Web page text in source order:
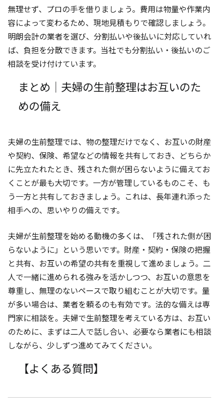
無理せず、プロの手を借りましょう。費用は物量や作業内
容によって変わるため、現地見積もりで確認しましょう。
明朗会計の業者を選び、分割払いや後払いに対応していれ
ば、負担を分散できます。当社でも分割払い・後払いのご
相談を受け付けています。
まとめ｜夫婦の生前整理はお互いのた
めの備え
夫婦の生前整理では、物の整理だけでなく、お互いの財産
や契約、保険、希望などの情報を共有しておき、どちらか
に先立たれたとき、残された側が困らないように備えてお
くことが最も大切です。一方が管理しているものこそ、も
う一方と共有しておきましょう。これは、長年連れ添った
相手への、思いやりの備えです。
夫婦が生前整理を始める動機の多くは、「残された側が困
らないように」という思いです。財産・契約・保険の把握
と共有、お互いの希望の共有を重視して進めましょう。二
人で一緒に進められる強みを活かしつつ、お互いの意思を
尊重し、無理のないペースで取り組むことが大切です。量
が多い場合は、業者を頼るのも有効です。法的な備えは専
門家に相談を。夫婦で生前整理を考えている方は、お互い
のために、まずは二人で話し合い、必要なら業者にも相談
しながら、少しずつ進めてみてください。
【よくある質問】